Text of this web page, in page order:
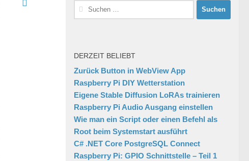
Suchen
nach:
DERZEIT BELIEBT
Zurück Button in WebView App
Raspberry Pi DIY Wetterstation
Eigene Stable Diffusion LoRAs trainieren
Raspberry Pi Audio Ausgang einstellen
Wie man ein Script oder einen Befehl als
Root beim Systemstart ausführt
C# .NET Core PostgreSQL Connect
Raspberry Pi: GPIO Schnittstelle – Teil 1